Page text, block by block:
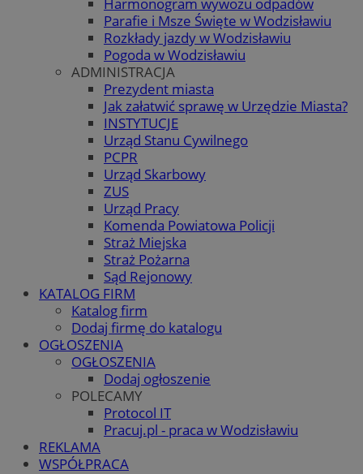
Parafie i Msze Święte w Wodzisławiu
Rozkłady jazdy w Wodzisławiu
Pogoda w Wodzisławiu
ADMINISTRACJA
Prezydent miasta
Jak załatwić sprawę w Urzędzie Miasta?
INSTYTUCJE
Urząd Stanu Cywilnego
PCPR
Urząd Skarbowy
ZUS
Urząd Pracy
Komenda Powiatowa Policji
Straż Miejska
Straż Pożarna
Sąd Rejonowy
KATALOG FIRM
Katalog firm
Dodaj firmę do katalogu
OGŁOSZENIA
OGŁOSZENIA
Dodaj ogłoszenie
POLECAMY
Protocol IT
Pracuj.pl - praca w Wodzisławiu
REKLAMA
WSPÓŁPRACA